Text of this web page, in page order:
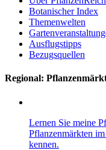
Botanischer Index
Themenwelten
Ausflugstipps
Bezugsquellen
Regional:
Lernen Sie meine
Pflanzenmärkten
kennen.